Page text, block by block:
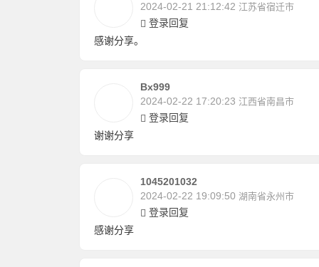
2024-02-21 21:12:42 江苏省宿迁市
登录回复
感谢分享。
Bx999
2024-02-22 17:20:23 江西省南昌市
登录回复
谢谢分享
1045201032
2024-02-22 19:09:50 湖南省永州市
登录回复
感谢分享